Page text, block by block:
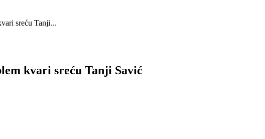
sreću Tanji...
kvari sreću Tanji Savić